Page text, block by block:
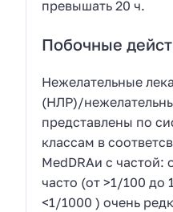
превышать20 ч.
Побочные
Нежелательные
(НЛР)/
представлены по
классам в
MedDRAи с частой:
часто (от >1/100 до
<1/1000 ) очень